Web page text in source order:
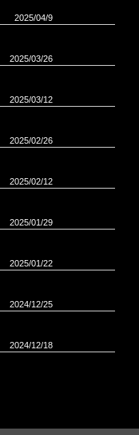
2025/04/9
2025/03/26
2025/03/12
2025/02/26
2025/02/12
2025/01/29
2025/01/22
2024/12/25
2024/12/18